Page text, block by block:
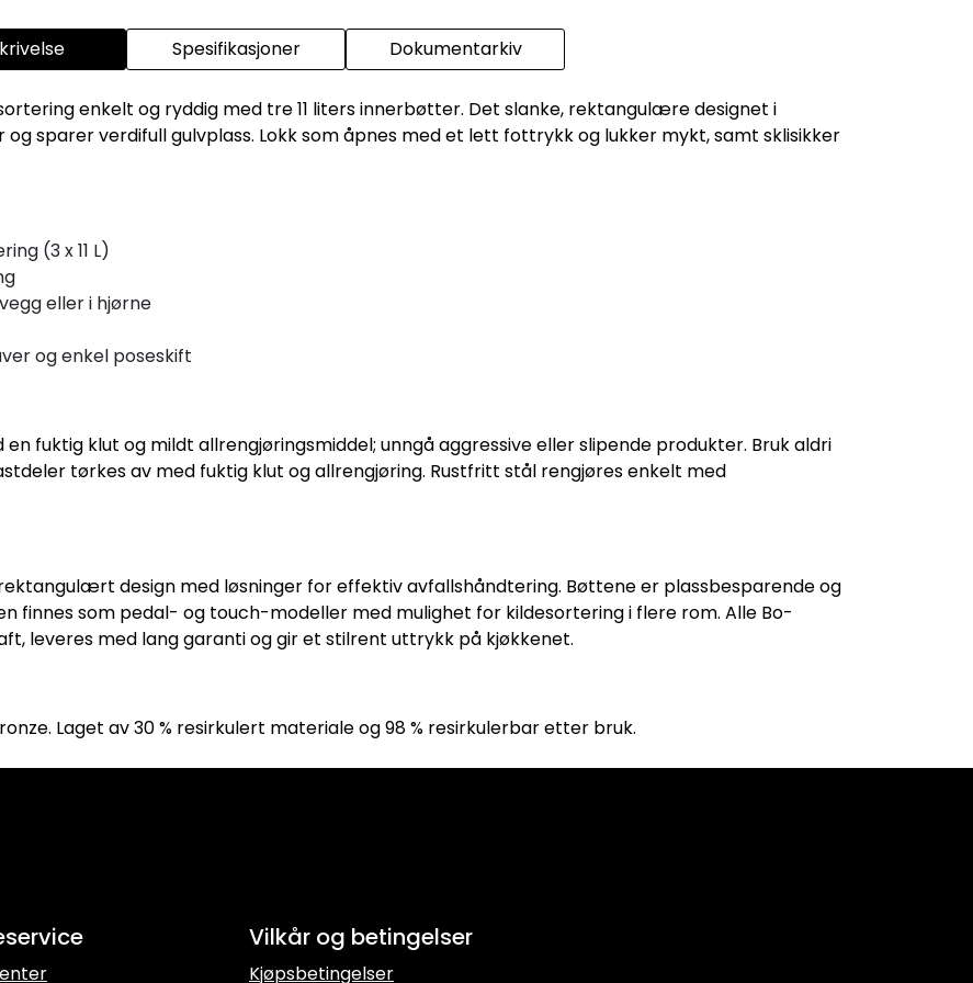
Spesifikasjoner Dokumentarkiv
enkelt og ryddig med tre 11 liters innerbøtter. Det slanke, rektangulære designet i
sparer verdifull gulvplass. Lokk som åpnes med et lett fottrykk og lukker mykt, samt sklisikker
(3 x 11 L)
eller i hjørne
og enkel poseskift
fuktig klut og mildt allrengjøringsmiddel; unngå aggressive eller slipende produkter. Bruk aldri
tørkes av med fuktig klut og allrengjøring. Rustfritt stål rengjøres enkelt med
design med løsninger for effektiv avfallshåndtering. Bøttene er plassbesparende og
finnes som pedal- og touch-modeller med mulighet for kildesortering i flere rom. Alle Bo-
leveres med lang garanti og gir et stilrent uttrykk på kjøkkenet.
Laget av 30 % resirkulert materiale og 98 % resirkulerbar etter bruk.
Vilkår og betingelser
Kjøpsbetingelser